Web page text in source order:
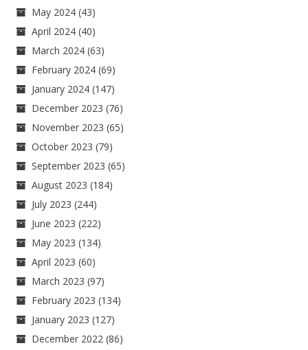
May 2024 (43)
April 2024 (40)
March 2024 (63)
February 2024 (69)
January 2024 (147)
December 2023 (76)
November 2023 (65)
October 2023 (79)
September 2023 (65)
August 2023 (184)
July 2023 (244)
June 2023 (222)
May 2023 (134)
April 2023 (60)
March 2023 (97)
February 2023 (134)
January 2023 (127)
December 2022 (86)